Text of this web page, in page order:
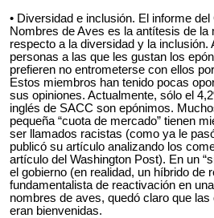
• Diversidad e inclusión. El informe
Nombres de Aves es la antítesis de la
respecto a la diversidad y la inclusión.
personas a las que les gustan los
prefieren no entrometerse con ellos
Estos miembros han tenido pocas
sus opiniones. Actualmente, sólo el
inglés de SACC son epónimos.
pequeña “cuota de mercado” tienen
ser llamados racistas (como ya le
publicó su artículo analizando los
artículo del Washington Post). En un
el gobierno (en realidad, un híbrido de
fundamentalista de reactivación en
nombres de aves, quedó claro que
eran bienvenidas.